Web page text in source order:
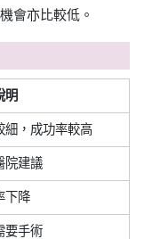
會亦比較低。
明
細，成功率較高
院建議
下降
要手術